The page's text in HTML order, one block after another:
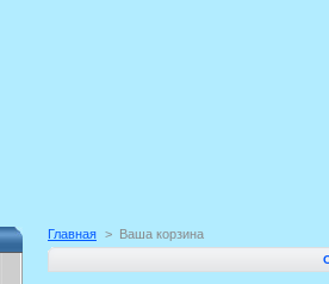
Главная > Ваша корзина